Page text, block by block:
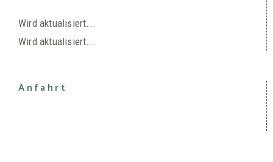
Wird aktualisiert...
Wird aktualisiert...
Anfahrt